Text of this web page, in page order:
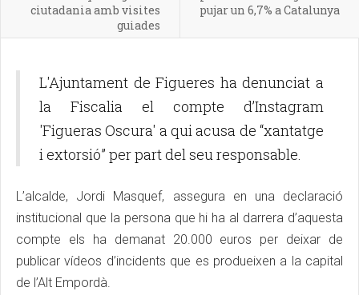
ciutadania amb visites
guiades
pujar un 6,7% a Catalunya
L'Ajuntament de Figueres ha denunciat a
la Fiscalia el compte d’Instagram
'Figueras Oscura' a qui acusa de “xantatge
i extorsió” per part del seu responsable.
L’alcalde, Jordi Masquef, assegura en una declaració
institucional que la persona que hi ha al darrera d’aquesta
compte els ha demanat 20.000 euros per deixar de
publicar vídeos d’incidents que es produeixen a la capital
de l’Alt Empordà.